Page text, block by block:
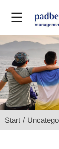
Sie befinden
Start